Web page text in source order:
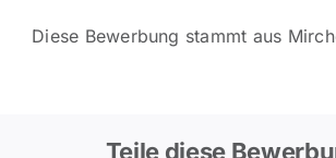
Diese Bewerbung stammt aus
Teile diese